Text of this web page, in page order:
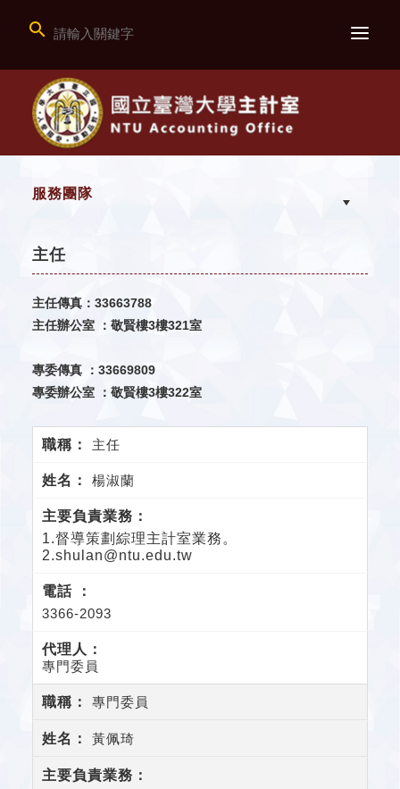

服務團隊
主任
主任傳真：33663788
主任辦公室 ：敬賢樓3樓321室
專委傳真 ：33669809
專委辦公室 ： 敬賢樓3樓322室
主任
楊淑蘭
1.督導策劃綜理主計室業務 。
2.shulan@ntu.edu.tw
3366-2093
專門委員
專門委員
黃佩琦